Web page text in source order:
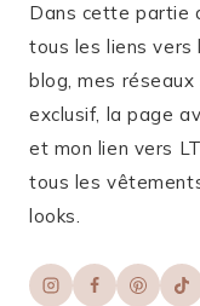
Dans cette partie
tous les liens vers
blog, mes
exclusif, la page
et mon lien vers
tous les
looks.